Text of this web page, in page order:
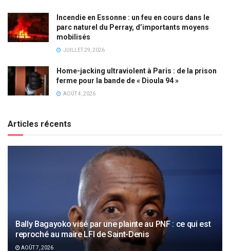
Incendie en Essonne : un feu en cours dans le
parc naturel du Perray, d’importants moyens
mobilisés
JUILLET 29, 2026
Home-jacking ultraviolent à Paris : de la prison
ferme pour la bande de « Dioula 94 »
AOÛT 4, 2026
Articles récents
Bally Bagayoko visé par une plainte au PNF : ce qui est
reproché au maire LFI de Saint-Denis
AOÛT 7, 2026